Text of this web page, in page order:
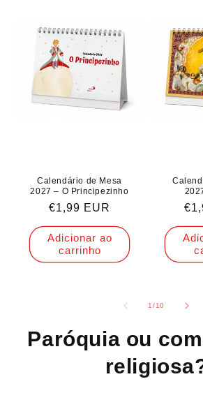
Calendário de Mesa
2027 – O Principezinho
Preço
normal
€1,99 EUR
Adicionar ao
carrinho
1/de
10
Paróquia ou